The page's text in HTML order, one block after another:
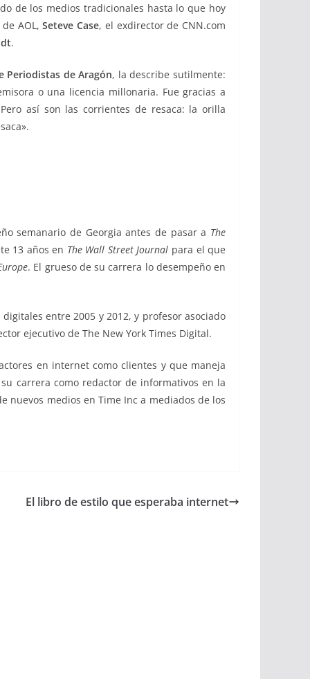
de los medios tradicionales hasta lo que hoy
de AOL,Seteve Case, el exdirector de CNN.com
.
Periodistas de Aragón, la describe sutilmente:
o una licencia millonaria. Fue gracias a
así son las corrientes de resaca: la orilla
semanario de Georgia antes de pasar a The
13 años en The Wall Street Journal para el que
. El grueso de su carrera lo desempeño en
entre 2005 y 2012, y profesor asociado
ejecutivo de The New York Times Digital.
en internet como clientes y que maneja
carrera como redactor de informativos en la
nuevos medios en Time Inc a mediados de los
El libro de estilo que esperaba internet